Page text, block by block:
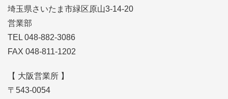
埼玉県さいたま市緑区原山3-14-20
営業部
TEL 048-882-3086
FAX 048-811-1202
【 大阪営業所 】
〒543-0054